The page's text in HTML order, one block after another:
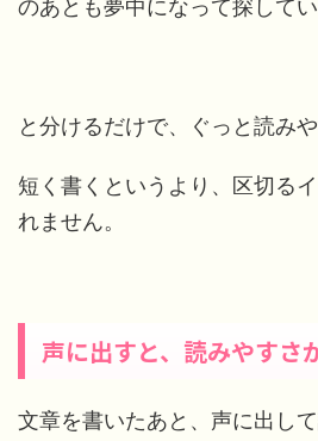
のあとも夢中になって探してい
と分けるだけで、ぐっと読み
短く書くというより、区切る
れません。
声に出すと、読みやすさ
文章を書いたあと、声に出し